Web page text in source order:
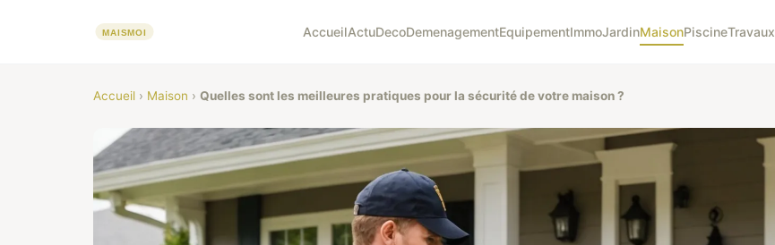
AccueilActuDecoDemenagementEquipementImmoJardinMaisonPiscineTravaux
Accueil › Maison › Quelles sont les meilleures pratiques pour la sécurité de votre maison ?